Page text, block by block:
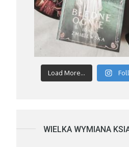
Load More...
WIELKA WYMIANA